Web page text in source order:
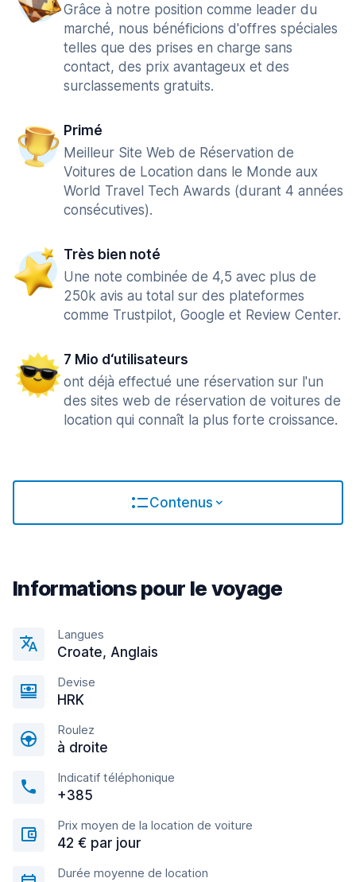
Grâce à notre position comme leader du
marché, nous bénéficions d'offres spéciales
telles que des prises en charge sans
contact, des prix avantageux et des
surclassements gratuits.
Primé
Meilleur Site Web de Réservation de
Voitures de Location dans le Monde aux
World Travel Tech Awards (durant 4 années
consécutives).
Très bien noté
Une note combinée de 4,5 avec plus de
250k avis au total sur des plateformes
comme Trustpilot, Google et Review Center.
7 Mio d‘utilisateurs
ont déjà effectué une réservation sur l'un
des sites web de réservation de voitures de
location qui connaît la plus forte croissance.
Contenus
Informations pour le voyage
Langues
Croate, Anglais
Devise
HRK
Roulez
à droite
Indicatif téléphonique
+385
Prix moyen de la location de voiture
42 € par jour
Durée moyenne de location